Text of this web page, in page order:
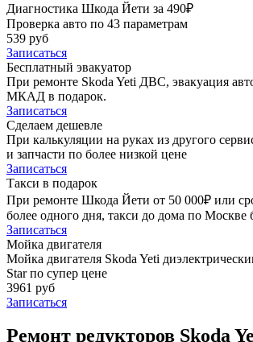
Диагностика Шкода Йети за 490₽
Проверка авто по 43 параметрам
539 руб
Записаться
Бесплатный эвакуатор
При ремонте Skoda Yeti ДВС, эвакуация
МКАД в подарок.
Записаться
Сделаем дешевле
При калькуляции на руках из другого
и запчасти по более низкой цене
Записаться
Такси в подарок
При ремонте Шкода Йети от 50 000₽ или
более одного дня, такси до дома по Москве
Записаться
Мойка двигателя
Мойка двигателя Skoda Yeti
Star по супер цене
3961 руб
Записаться
Ремонт редукторов Skoda